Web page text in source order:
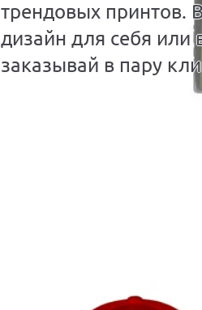
трендовых принтов.
дизайн для себя или
заказывай в пару